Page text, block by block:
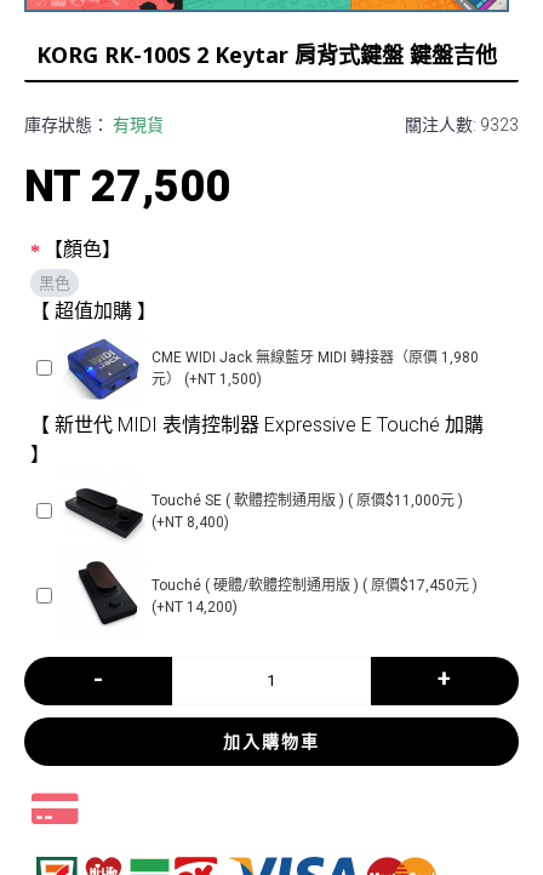
KORG RK-100S 2 Keytar 肩背式鍵盤 鍵盤吉他
關注人數: 9323
庫存狀態： 有現貨
NT 27,500
【顏色】
黑色
【 超值加購 】
CME WIDI Jack 無線藍牙 MIDI 轉接器（原價 1,980
元） (+NT 1,500)
【 新世代 MIDI 表情控制器 Expressive E Touché 加購
】
Touché SE ( 軟體控制通用版 ) ( 原價$11,000元 )
(+NT 8,400)
Touché ( 硬體/軟體控制通用版 ) ( 原價$17,450元 )
(+NT 14,200)
- +
加入購物車